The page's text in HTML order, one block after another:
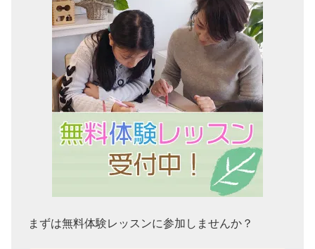
まずは無料体験レッスンに参加しませんか？